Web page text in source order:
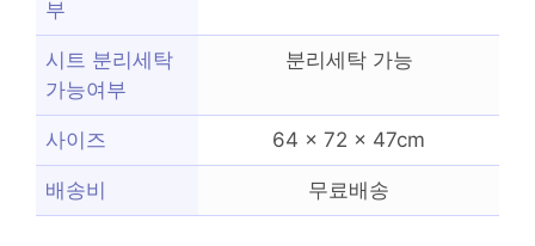
부
시트 분리세탁
가능여부
분리세탁 가능
사이즈 64 x 72 x 47cm
배송비 무료배송